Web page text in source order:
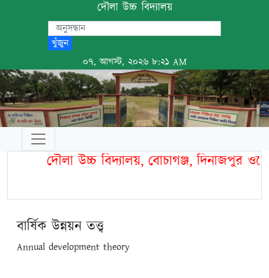
দৌলা উচ্চ বিদ্যালয়
খুঁজুন
০৭, আগস্ট, ২০২৬ ৮:২১ AM
দৌলা উচ্চ বিদ্যালয়, বোচাগঞ্জ, দিনাজপুর
বার্ষিক উন্নয়ন তত্ত্ব
Annual development theory